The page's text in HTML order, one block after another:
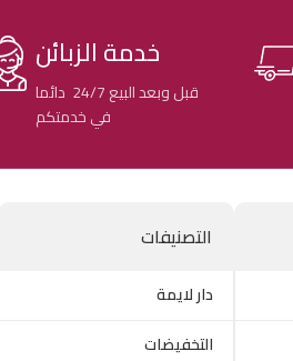
خدمة الزبائن
قبل وبعد البيع 24/7 دائما
في خدمتكم
التصنيفات
دار لايمة
التخفيضات